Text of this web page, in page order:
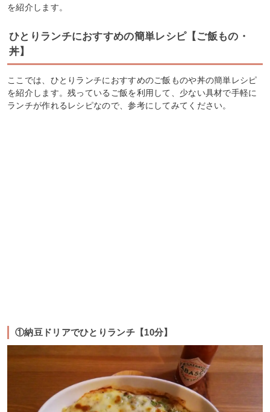
を紹介します。
ひとりランチにおすすめの簡単レシピ【ご飯もの・
丼】
ここでは、ひとりランチにおすすめのご飯ものや丼の簡単レシピ
を紹介します。残っているご飯を利用して、少ない具材で手軽に
ランチが作れるレシピなので、参考にしてみてください。
①納豆ドリアでひとりランチ【10分】